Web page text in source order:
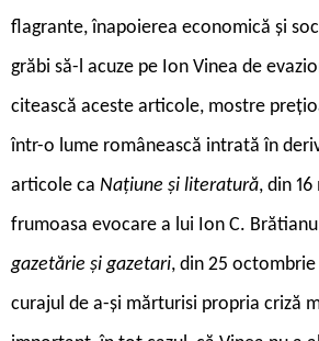
flagrante, înapoierea economică și
grăbi să-l acuze pe Ion Vinea de
citească aceste articole, mostre
într-o lume românească intrată în
articole ca Națiune și literatură, din 16
frumoasa evocare a lui Ion C.
gazetărie și gazetari, din 25
curajul de a-și mărturisi propria criză